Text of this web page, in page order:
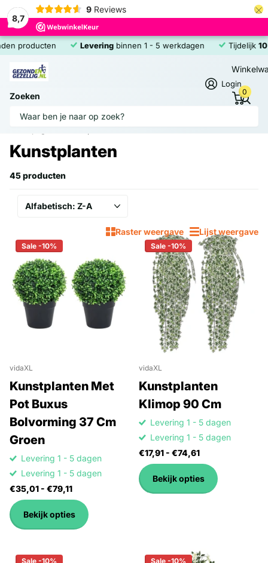
8,7
9 Reviews ×
producten Leveringbinnen 1 - 5 werkdagen Tijdelijk10%
Zoeken
Login
0
Kunstplanten
45 producten
Raster weergave Lijst weergave
Sale -10%
vidaXL
Kunstplanten Met
Pot Buxus
Bolvorming 37 Cm
Groen
Levering 1 - 5 dagen
Levering 1 - 5 dagen
€35,01 - €79,11
Bekijk opties
Sale -10%
vidaXL
Kunstplanten
Klimop 90 Cm
Levering 1 - 5 dagen
Levering 1 - 5 dagen
€17,91 - €74,61
Bekijk opties
Sale -10% Sale -10%